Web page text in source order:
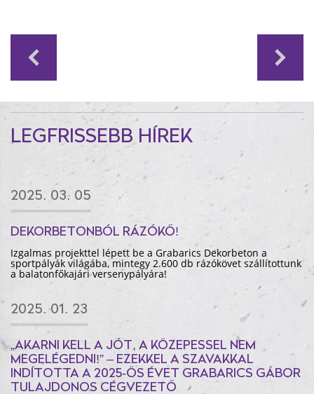
LEGFRISSEBB HÍREK
2025. 03. 05
DEKORBETONBÓL RÁZÓKŐ!
Izgalmas projekttel lépett be a Grabarics Dekorbeton a
sportpályák világába, mintegy 2.600 db rázókövet szállítottunk
a balatonfőkajári versenypályára!
2025. 01. 23
„AKARNI KELL A JÓT, A KÖZEPESSEL NEM
MEGELÉGEDNI!” – EZEKKEL A SZAVAKKAL
INDÍTOTTA A 2025-ÖS ÉVET GRABARICS GÁBOR
TULAJDONOS CÉGVEZETŐ